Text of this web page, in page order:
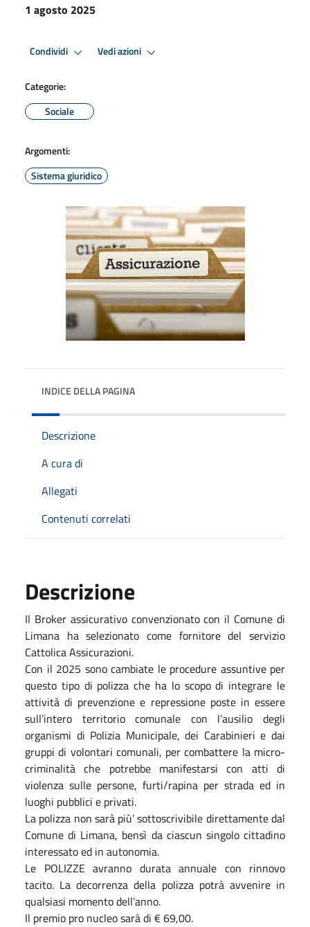
1 agosto 2025
Condividi Vedi azioni
Categorie:
Sociale
Argomenti:
Sistema giuridico
INDICE DELLA PAGINA
Descrizione
A cura di
Allegati
Contenuti correlati
Descrizione
Il Broker assicurativo convenzionato con il Comune di
Limana ha selezionato come fornitore del servizio
Cattolica Assicurazioni.
Con il 2025 sono cambiate le procedure assuntive per
questo tipo di polizza che ha lo scopo di integrare le
attività di prevenzione e repressione poste in essere
sull’intero territorio comunale con l’ausilio degli
organismi di Polizia Municipale, dei Carabinieri e dai
gruppi di volontari comunali, per combattere la micro-
criminalità che potrebbe manifestarsi con atti di
violenza sulle persone, furti/rapina per strada ed in
luoghi pubblici e privati.
La polizza non sarà più’ sottoscrivibile direttamente dal
Comune di Limana, bensì da ciascun singolo cittadino
interessato ed in autonomia.
Le POLIZZE avranno durata annuale con rinnovo
tacito. La decorrenza della polizza potrà avvenire in
qualsiasi momento dell’anno.
Il premio pro nucleo sarà di € 69,00.